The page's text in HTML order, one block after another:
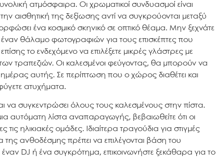
ατμόσφαιρα. Οι χρωματικοί συνδυασμοί είναι
αισθητική της δεξίωσης αντί να συγκρούονται μεταξύ
ένα κοσμικό σκηνικό σε οπτικό θέαμα. Μην ξεχνάτε
έναν θάλαμο φωτογραφιών για τους επισκέπτες που
το ενδεχόμενο να επιλέξετε μικρές γλάστρες με
τραπεζιών. Οι καλεσμένοι φεύγοντας, θα μπορούν να
αυτής. Σε περίπτωση που ο χώρος διαθέτει και
ατυχήματα.
να συγκεντρώσει όλους τους καλεσμένους στην πίστα.
αυτόματη λίστα αναπαραγωγής, βεβαιωθείτε ότι οι
ηλικιακές ομάδες. Ιδιαίτερα τραγούδια για στιγμές
ανθοδέσμης πρέπει να επιλέγονται βάση του
DJ ή ένα συγκρότημα, επικοινωνήστε ξεκάθαρα για το